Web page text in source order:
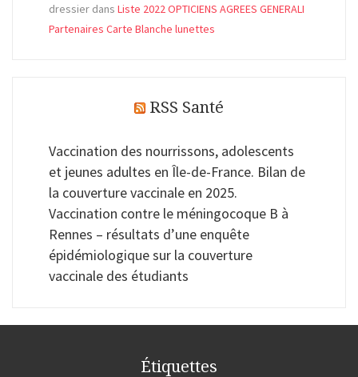
dressier dans Liste 2022 OPTICIENS AGREES GENERALI
Partenaires Carte Blanche lunettes
RSS Santé
Vaccination des nourrissons, adolescents
et jeunes adultes en Île-de-France. Bilan de
la couverture vaccinale en 2025.
Vaccination contre le méningocoque B à
Rennes – résultats d’une enquête
épidémiologique sur la couverture
vaccinale des étudiants
Étiquettes